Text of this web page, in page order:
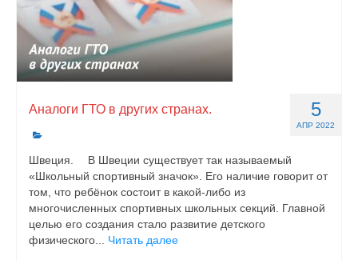
5
АПР 2022
Аналоги ГТО в других странах.
Швеция. ⠀ В Швеции существует так называемый
«Школьный спортивный значок». Его наличие говорит от
том, что ребёнок состоит в какой-либо из
многочисленных спортивных школьных секций. Главной
целью его создания стало развитие детского
физического... Читать далее